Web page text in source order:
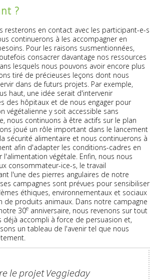
?
resterons en contact avec les participant-e-s
continuerons à les accompagner en
Pour les raisons susmentionnées,
consacrer davantage nos ressources
lesquels nous pouvons avoir encore plus
tiré de précieuses leçons dont nous
dans de futurs projets. Par exemple,
haut, une idée serait d'intervenir
des hôpitaux et de nous engager pour
végétalienne y soit accessible sans
nous continuons à être actifs sur le plan
joué un rôle important dans le lancement
sécurité alimentaire et nous continuerons à
afin d'adapter les conditions-cadres en
végétale. Enfin, nous nous
consommateur-ice-s, le travail
l'une des pierres angulaires de notre
campagnes sont prévues pour sensibiliser
éthiques, environnementaux et sociaux
de produits animaux. Dans notre campagne
30e anniversaire, nous revenons sur tout
déjà accompli à force de persuasion et,
un tableau de l'avenir tel que nous
le projet Veggieday